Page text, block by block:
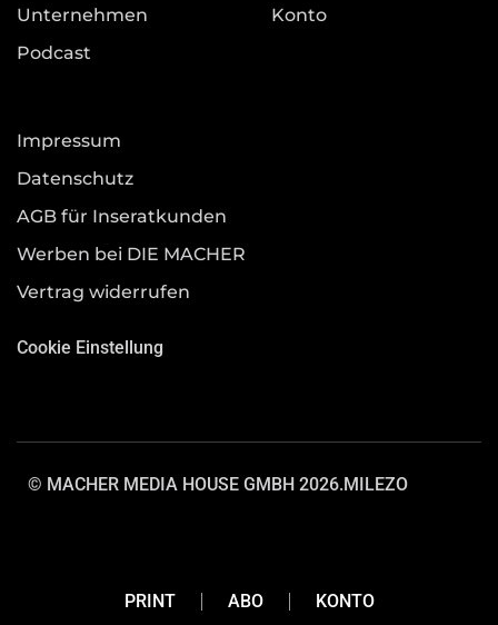
Unternehmen
Podcast
Konto
Impressum
Datenschutz
AGB für Inseratkunden
Werben bei DIE MACHER
Vertrag widerrufen
Cookie Einstellung
© MACHER MEDIA HOUSE GMBH 2026.MILEZO
PRINT ABO KONTO